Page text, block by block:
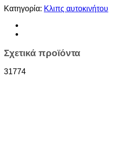
Κατηγορία: Κλιπς αυτοκινήτου
Σχετικά προϊόντα
31774